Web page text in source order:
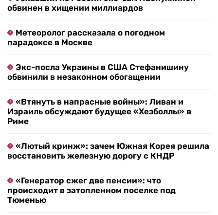
обвинен в хищении миллиардов
Метеоролог рассказала о погодном
парадоксе в Москве
Экс-посла Украины в США Стефанишину
обвинили в незаконном обогащении
«Втянуть в напрасные войны»: Ливан и
Израиль обсуждают будущее «Хезболлы» в
Риме
«Лютый кринж»: зачем Южная Корея решила
восстановить железную дорогу с КНДР
«Генератор сжег две пенсии»: что
происходит в затопленном поселке под
Тюменью